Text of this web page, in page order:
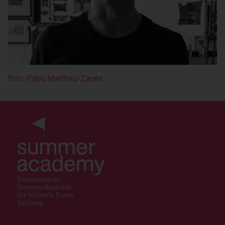
Foto: Pablo Martínez-Zárate
Verwendungszweck:
Speichert ID der aktuellen Session
Domain:
localhost
Nein
HTML Local Storage:
Verwendungszweck:
Abruf eines auf anderen Webseiten
Drittanbieter:
HTML Local Storage:
yt-remote-connected-devices